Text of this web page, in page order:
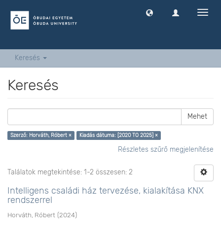
Keresés
Keresés
Mehet
Szerző: Horváth, Róbert × Kiadás dátuma: [2020 TO 2025] ×
Részletes szűrő megjelenítése
Találatok megtekintése: 1-2 összesen: 2
Intelligens családi ház tervezése, kialakítása KNX
rendszerrel
Horváth, Róbert (2024)